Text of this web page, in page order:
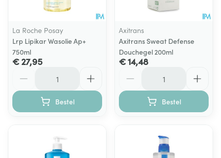
La Roche Posay
Lrp Lipikar Wasolie Ap+
750ml
€ 27,95
Bestel
Axitrans
Axitrans Sweat Defense
Douchegel 200ml
€ 14,48
Bestel